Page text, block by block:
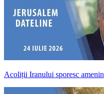
Acoliții Iranului sporesc